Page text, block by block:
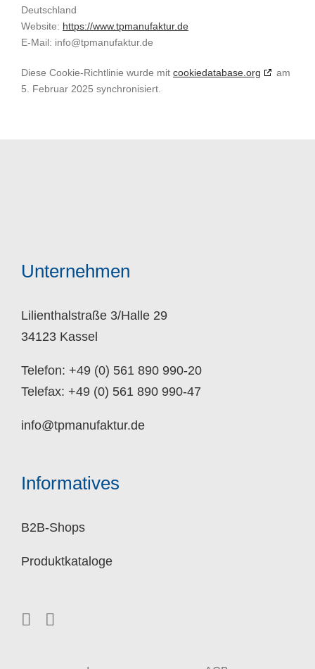
Deutschland
Website: https://www.tpmanufaktur.de
E-Mail: info@tpmanufaktur.de
Diese Cookie-Richtlinie wurde mit cookiedatabase.org
am
5. Februar 2025 synchronisiert.
Unternehmen
Lilienthalstraße 3/Halle 29
34123 Kassel
Telefon: +49 (0) 561 890 990-20
Telefax: +49 (0) 561 890 990-47
info@tpmanufaktur.de
Informatives
B2B-Shops
Produktkataloge